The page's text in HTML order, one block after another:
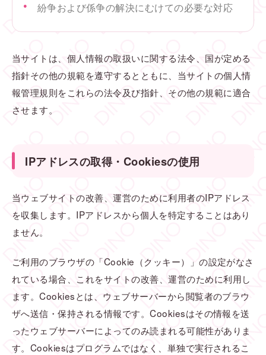
紛争および係争の解決にむけての必要な対応
当サイトは、個人情報の取扱いに関する法令、国が定める
指針その他の規範を遵守するとともに、当サイトの個人情
報管理規則をこれらの法令及び指針、その他の規範に適合
させます。
IPアドレスの取得・Cookiesの使用
当ウェブサイトの改善、運営のために利用者のIPアドレス
を収集します。IPアドレスから個人を特定することはあり
ません。
ご利用のブラウザの「Cookie（クッキー）」の設定がなさ
れている場合、これをサイトの改善、運営のために利用し
ます。Cookiesとは、ウェブサーバーから閲覧者のブラウ
ザへ送信・保持される情報です。Cookiesはその情報を送
ったウェブサーバーによってのみ読まれる可能性がありま
す。Cookiesはプログラムではなく、単独で実行されるこ